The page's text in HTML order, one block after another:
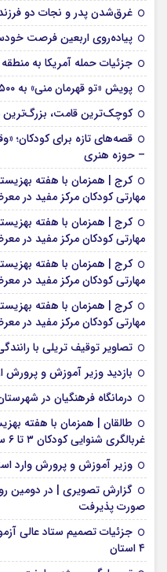
غرق‌شدن پدر و نجات دو
پیاده‌روی اربعین فرصت
جزئیات حمله آمریکا به
پویش «تو قهرمان منی» به ۵۰۰ اجرای میدانی رسید – حوزه هنری
کوچک‌ترین قامت،
قصه‌های تازه برای کودکان؛
– حوزه هنری
کرج | همزمان با هفته
مهارتی کودکان مرکز مفید در
کرج | همزمان با هفته
مهارتی کودکان مرکز مفید در
کرج | همزمان با هفته
مهارتی کودکان مرکز مفید در
کرج | همزمان با هفته
مهارتی کودکان مرکز مفید در
تصاویر توقیف تریلی با رانندگی
بازدید وزیر آموزش و پرورش
درمانگاه فرهنگیان در
طالقان | همزمان با هفته
غربالگری شنوایی کودکان ۳ تا ۶ سال در شهرستان طالقان برگزار شد
وزیر آموزش و پرورش وارد
گزارش تصویری | در دومین
صورت پذیرفت
جزئیات تصمیم ستاد عالی
۴ استان